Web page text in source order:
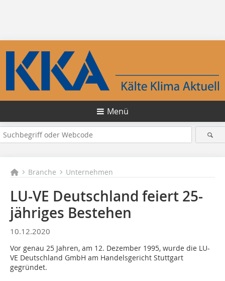
Menü
Branche Unternehmen
LU-VE Deutschland feiert 25-
jähriges Bestehen
10.12.2020
Vor genau 25 Jahren, am 12. Dezember 1995, wurde die LU-
VE Deutschland GmbH am Handelsgericht Stuttgart
gegründet.